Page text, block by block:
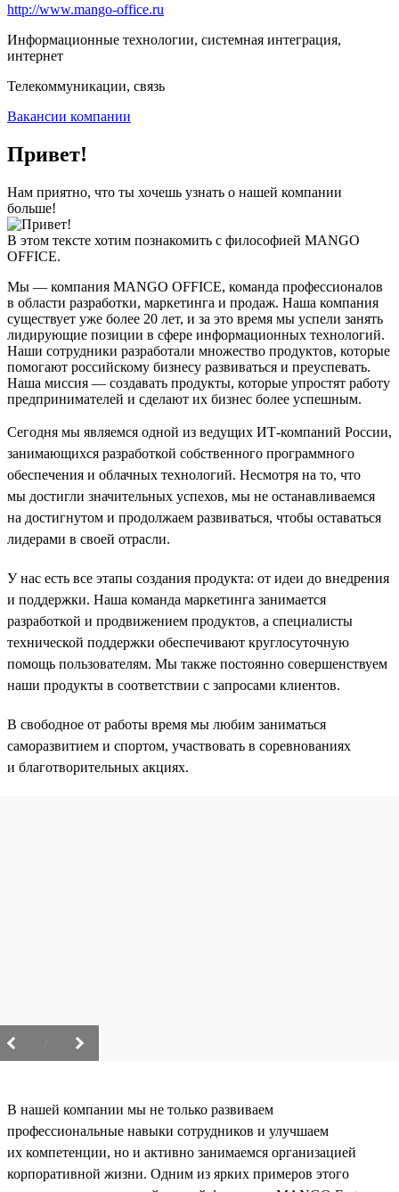
http://www.mango-office.ru
Информационные технологии, системная интеграция,
интернет
Телекоммуникации, связь
Вакансии компании
Привет!
Нам приятно, что ты хочешь узнать о нашей компании
больше!
В этом тексте хотим познакомить с философией MANGO
OFFICE.
Мы — компания MANGO OFFICE, команда профессионалов
в области разработки, маркетинга и продаж. Наша компания
существует уже более 20 лет, и за это время мы успели занять
лидирующие позиции в сфере информационных технологий.
Наши сотрудники разработали множество продуктов, которые
помогают российскому бизнесу развиваться и преуспевать.
Наша миссия — создавать продукты, которые упростят работу
предпринимателей и сделают их бизнес более успешным.
Сегодня мы являемся одной из ведущих ИТ-компаний России,
занимающихся разработкой собственного программного
обеспечения и облачных технологий. Несмотря на то, что
мы достигли значительных успехов, мы не останавливаемся
на достигнутом и продолжаем развиваться, чтобы оставаться
лидерами в своей отрасли.
У нас есть все этапы создания продукта: от идеи до внедрения
и поддержки. Наша команда маркетинга занимается
разработкой и продвижением продуктов, а специалисты
технической поддержки обеспечивают круглосуточную
помощь пользователям. Мы также постоянно совершенствуем
наши продукты в соответствии с запросами клиентов.
В свободное от работы время мы любим заниматься
саморазвитием и спортом, участвовать в соревнованиях
и благотворительных акциях.
В нашей компании мы не только развиваем
профессиональные навыки сотрудников и улучшаем
их компетенции, но и активно занимаемся организацией
корпоративной жизни. Одним из ярких примеров этого